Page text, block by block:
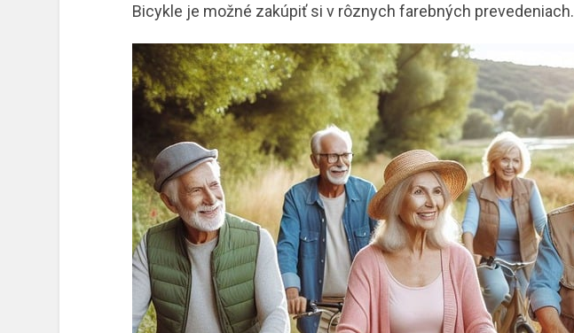
Bicykle je možné zakúpiť si v rôznych farebných prevedeniach.